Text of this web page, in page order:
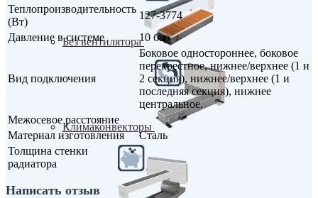
Без вентилятора
Климаконвекторы
Теплопроизводительность
(Вт)
127-3774
Давление в системе
10 бар
Вид подключения
Боковое одностороннее, боковое
перекрестное, нижнее/верхнее (1 и
2 секция), нижнее/верхнее (1 и
последняя секция), нижнее
центральное.
Межосевое расстояние
Материал изготовления
Сталь
Толщина стенки
радиатора
Написать отзыв